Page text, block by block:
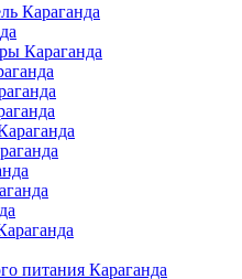
Караганда
Караганда
питания Караганда